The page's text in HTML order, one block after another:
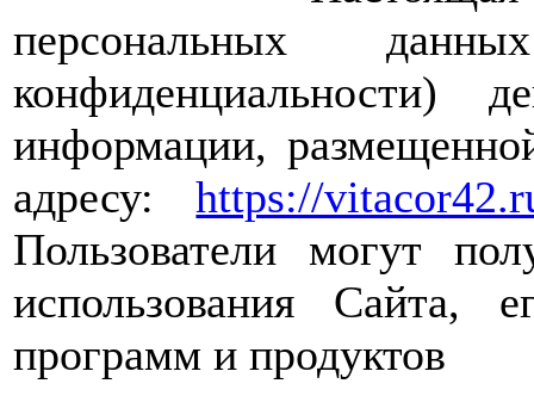
персональных
конфиденциальности)
информации,
адресу:https://
Пользователи могут
использования Сайта,
программ и продуктов